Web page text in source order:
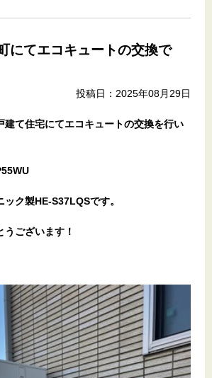
にてエコキュートの交換で
投稿日：2025年08月29日
建て住宅にてエコキュートの交換を行い
ク製HE-S37LQSです。
うございます ！